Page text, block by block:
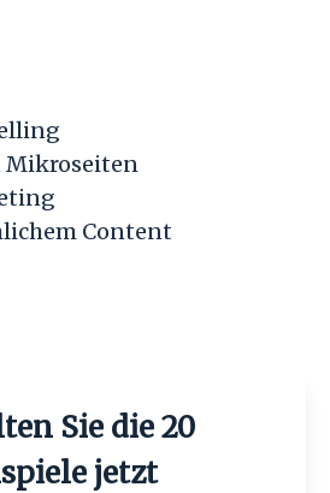
Content
Sie die 20
jetzt